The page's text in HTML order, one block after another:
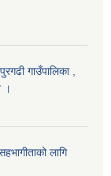
गाउँपालिका ,
।
लागि